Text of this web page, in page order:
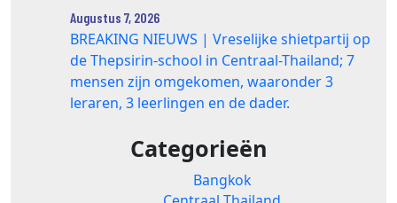
Augustus 7, 2026
BREAKING NIEUWS | Vreselijke shietpartij op
de Thepsirin-school in Centraal-Thailand; 7
mensen zijn omgekomen, waaronder 3
leraren, 3 leerlingen en de dader.
Categorieën
Bangkok